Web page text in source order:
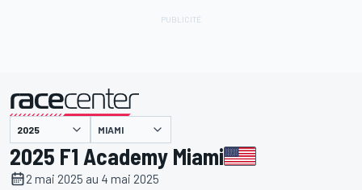
présenté par MIAMI
2025 F1 Academy Miami
2 mai 2025 au 4 mai 2025